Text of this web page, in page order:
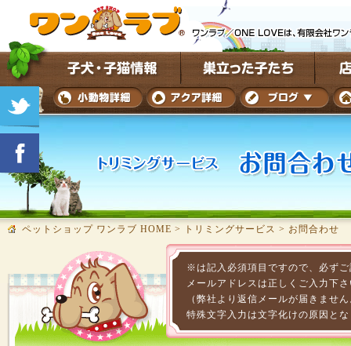
ペットショップ ワンラブ HOME > トリミングサービス > お問合わせ
※は記入必須項目ですので、必ず
メールアドレスは正しくご入力下
（弊社より返信メールが届きませ
特殊文字入力は文字化けの原因と